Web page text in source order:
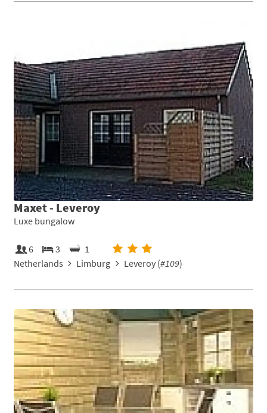
Maxet - Leveroy
Luxe bungalow
6 3
1
Netherlands
Limburg Leveroy (#109)